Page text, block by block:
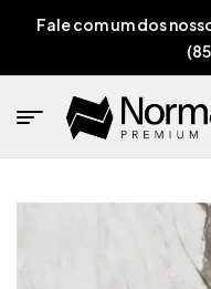
Fale com um dos